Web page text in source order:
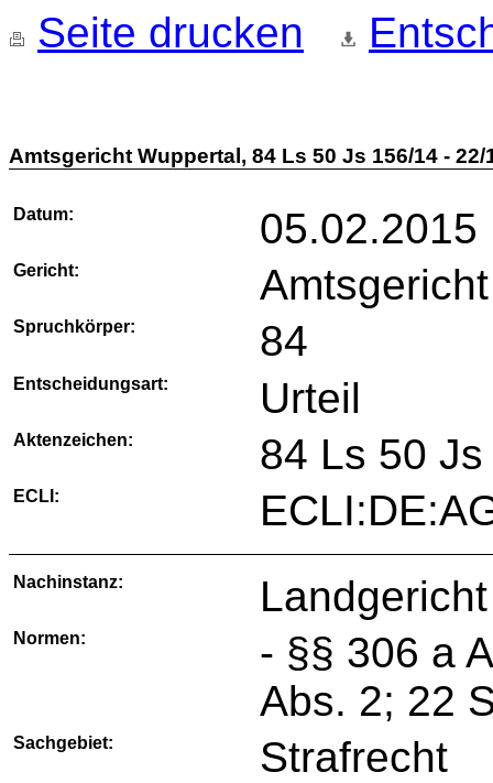
Seite drucken
Amtsgericht Wuppertal, 84 Ls 50 Js 156/14 - 22/
Datum: 05.02.2015
Gericht:
Spruchkörper: 84
Entscheidungsart: Urteil
Aktenzeichen: 84 Ls 50
ECLI:
Nachinstanz:
Normen:
- §§ 306 a
Abs. 2; 22
Sachgebiet: Strafrecht